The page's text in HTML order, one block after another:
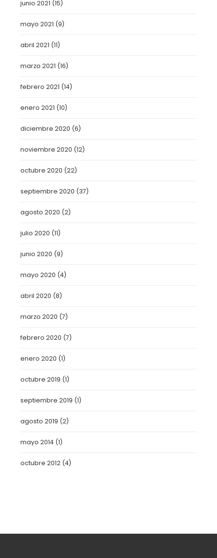
junio 2021 (15)
mayo 2021 (9)
abril 2021 (11)
marzo 2021 (16)
febrero 2021 (14)
enero 2021 (10)
diciembre 2020 (6)
noviembre 2020 (12)
octubre 2020 (22)
septiembre 2020 (37)
agosto 2020 (2)
julio 2020 (11)
junio 2020 (9)
mayo 2020 (4)
abril 2020 (8)
marzo 2020 (7)
febrero 2020 (7)
enero 2020 (1)
octubre 2019 (1)
septiembre 2019 (1)
agosto 2019 (2)
mayo 2014 (1)
octubre 2012 (4)